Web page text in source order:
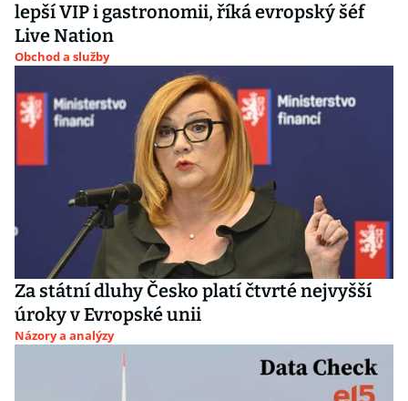
lepší VIP i gastronomii, říká evropský šéf
Live Nation
Obchod a služby
Za státní dluhy Česko platí čtvrté nejvyšší
úroky v Evropské unii
Názory a analýzy